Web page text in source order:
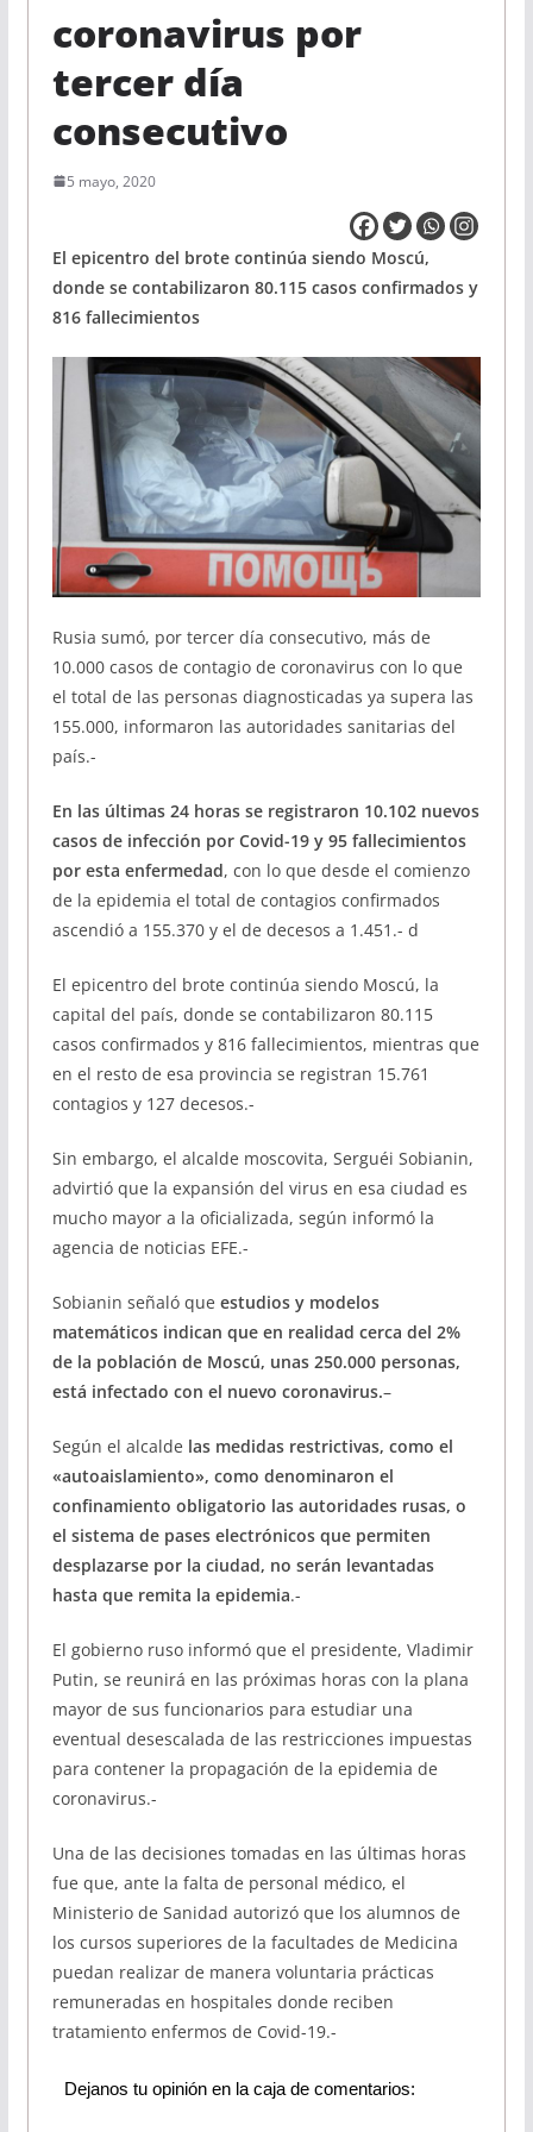
coronavirus por
tercer día
consecutivo
5 mayo, 2020
El epicentro del brote continúa siendo Moscú,
donde se contabilizaron 80.115 casos confirmados y
816 fallecimientos
Rusia sumó, por tercer día consecutivo, más de
10.000 casos de contagio de coronavirus con lo que
el total de las personas diagnosticadas ya supera las
155.000, informaron las autoridades sanitarias del
país.-
En las últimas 24 horas se registraron 10.102 nuevos
casos de infección por Covid-19 y 95 fallecimientos
por esta enfermedad, con lo que desde el comienzo
de la epidemia el total de contagios confirmados
ascendió a 155.370 y el de decesos a 1.451.- d
El epicentro del brote continúa siendo Moscú, la
capital del país, donde se contabilizaron 80.115
casos confirmados y 816 fallecimientos, mientras que
en el resto de esa provincia se registran 15.761
contagios y 127 decesos.-
Sin embargo, el alcalde moscovita, Serguéi Sobianin,
advirtió que la expansión del virus en esa ciudad es
mucho mayor a la oficializada, según informó la
agencia de noticias EFE.-
Sobianin señaló que estudios y modelos
matemáticos indican que en realidad cerca del 2%
de la población de Moscú, unas 250.000 personas,
está infectado con el nuevo coronavirus.–
Según el alcalde las medidas restrictivas, como el
«autoaislamiento», como denominaron el
confinamiento obligatorio las autoridades rusas, o
el sistema de pases electrónicos que permiten
desplazarse por la ciudad, no serán levantadas
hasta que remita la epidemia.-
El gobierno ruso informó que el presidente, Vladimir
Putin, se reunirá en las próximas horas con la plana
mayor de sus funcionarios para estudiar una
eventual desescalada de las restricciones impuestas
para contener la propagación de la epidemia de
coronavirus.-
Una de las decisiones tomadas en las últimas horas
fue que, ante la falta de personal médico, el
Ministerio de Sanidad autorizó que los alumnos de
los cursos superiores de la facultades de Medicina
puedan realizar de manera voluntaria prácticas
remuneradas en hospitales donde reciben
tratamiento enfermos de Covid-19.-
Dejanos tu opinión en la caja de comentarios: